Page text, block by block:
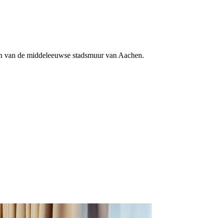
de middeleeuwse stadsmuur van Aachen.